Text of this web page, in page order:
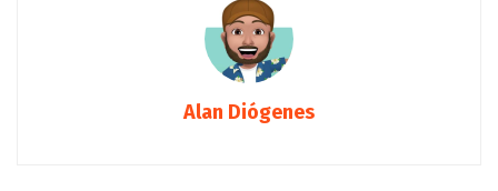
Alan Diógenes